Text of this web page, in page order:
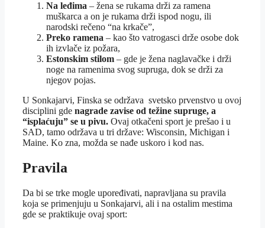
Na leđima – žena se rukama drži za ramena
muškarca a on je rukama drži ispod nogu, ili
narodski rečeno “na krkače”,
Preko ramena – kao što vatrogasci drže osobe dok
ih izvlače iz požara,
Estonskim stilom – gde je žena naglavačke i drži
noge na ramenima svog supruga, dok se drži za
njegov pojas.
U Sonkajarvi, Finska se održava svetsko prvenstvo u ovoj
disciplini gde nagrade zavise od težine supruge, a
“isplaćuju” se u pivu. Ovaj otkačeni sport je prešao i u
SAD, tamo održava u tri države: Wisconsin, Michigan i
Maine. Ko zna, možda se nađe uskoro i kod nas.
Pravila
Da bi se trke mogle upoređivati, napravljana su pravila
koja se primenjuju u Sonkajarvi, ali i na ostalim mestima
gde se praktikuje ovaj sport: